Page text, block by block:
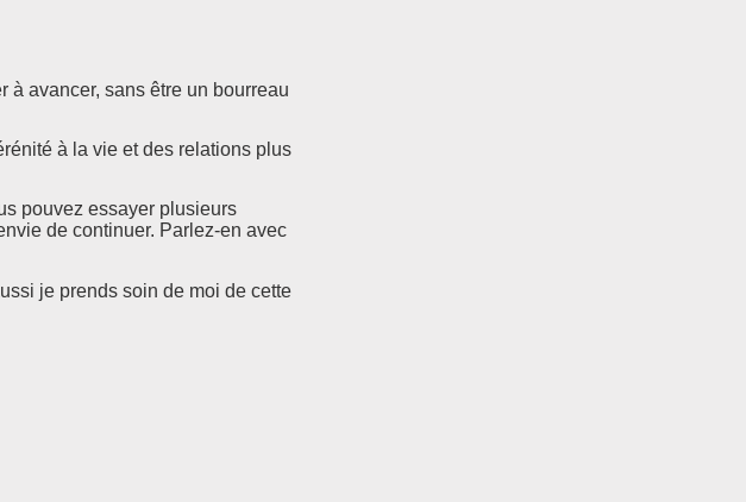
à avancer, sans être un bourreau
à la vie et des relations plus
pouvez essayer plusieurs
de continuer. Parlez-en avec
je prends soin de moi de cette